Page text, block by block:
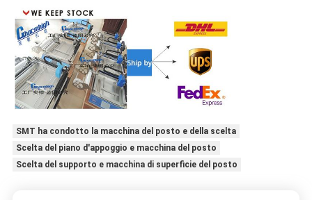
SMT ha condotto la macchina del posto e della scelta
Scelta del piano d'appoggio e macchina del posto
Scelta del supporto e macchina di superficie del posto